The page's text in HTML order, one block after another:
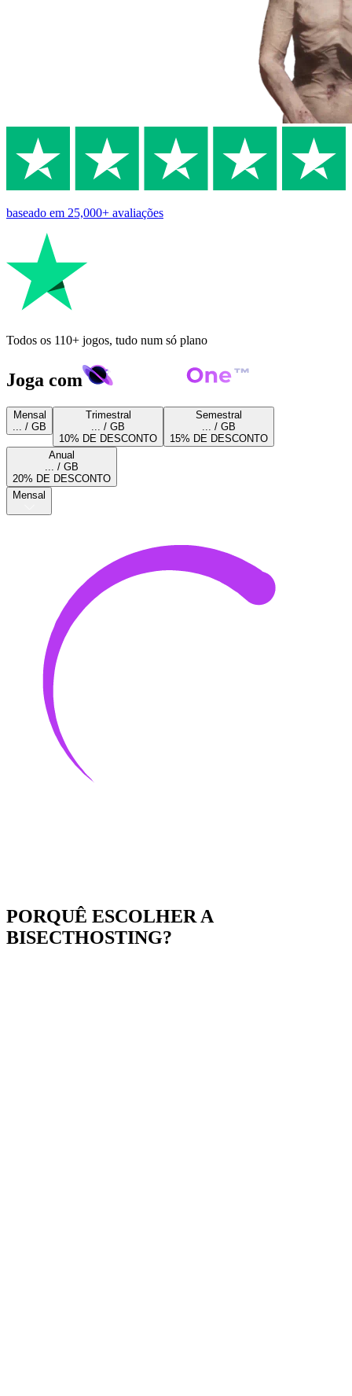
baseado em 25,000+ avaliações
Todos os 110+ jogos, tudo num só plano
Joga com
Mensal
... / GB
Trimestral
... / GB
10% DE DESCONTO
Semestral
... / GB
15% DE DESCONTO
Anual
... / GB
20% DE DESCONTO
Mensal
PORQUÊ ESCOLHER A
BISECTHOSTING?